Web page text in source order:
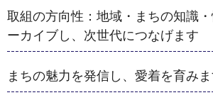
取組の方向性：地域・まちの知識
ーカイブし、次世代につなげます
まちの魅力を発信し、愛着を育み